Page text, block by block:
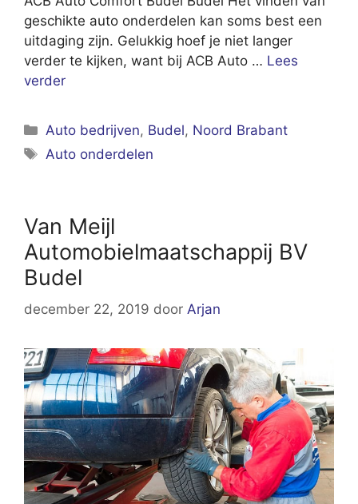
geschikte auto onderdelen kan soms best een
uitdaging zijn. Gelukkig hoef je niet langer
verder te kijken, want bij ACB Auto … Lees
verder
Categorieën
Auto bedrijven, Budel, Noord Brabant
Tags
Auto onderdelen
Van Meijl
Automobielmaatschappij BV
Budel
december 22, 2019 door Arjan